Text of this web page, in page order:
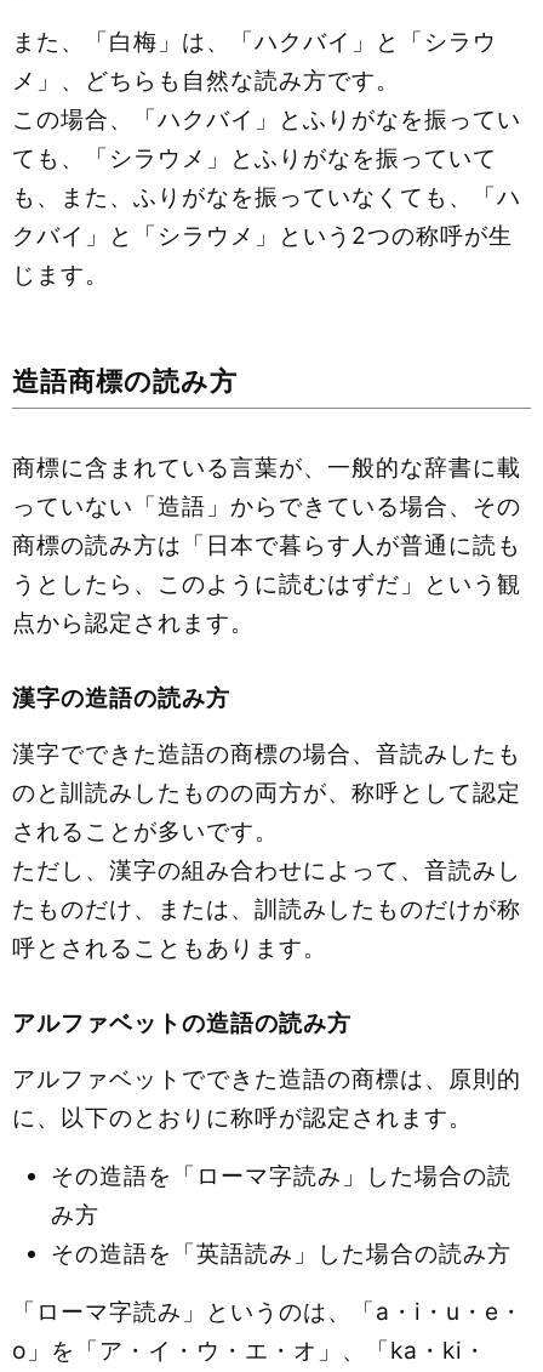
また、「白梅」は、「ハクバイ」と「シラウ
メ」、どちらも自然な読み方です。
この場合、「ハクバイ」とふりがなを振ってい
ても、「シラウメ」とふりがなを振っていて
も、また、ふりがなを振っていなくても、「ハ
クバイ」と「シラウメ」という2つの称呼が生
じます。
造語商標の読み方
商標に含まれている言葉が、一般的な辞書に載
っていない「造語」からできている場合、その
商標の読み方は「日本で暮らす人が普通に読も
うとしたら、このように読むはずだ」という観
点から認定されます。
漢字の造語の読み方
漢字でできた造語の商標の場合、音読みしたも
のと訓読みしたものの両方が、称呼として認定
されることが多いです。
ただし、漢字の組み合わせによって、音読みし
たものだけ、または、訓読みしたものだけが称
呼とされることもあります。
アルファベットの造語の読み方
アルファベットでできた造語の商標は、原則的
に、以下のとおりに称呼が認定されます。
その造語を「ローマ字読み」した場合の読
み方
その造語を「英語読み」した場合の読み方
「ローマ字読み」というのは、「a・i・u・e・
o」を「ア・イ・ウ・エ・オ」、「ka・ki・